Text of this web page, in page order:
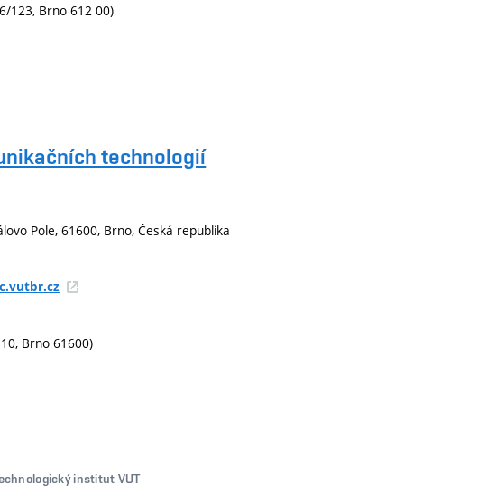
123, Brno 612 00)
technologií
Pole, 61600, Brno, Česká republika
Brno 61600)
institut VUT